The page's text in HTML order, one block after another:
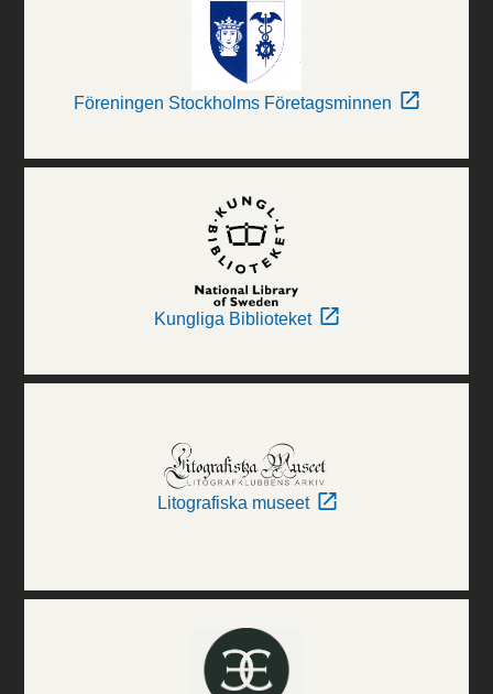
Föreningen Stockholms Företagsminnen
Kungliga Biblioteket
Litografiska museet